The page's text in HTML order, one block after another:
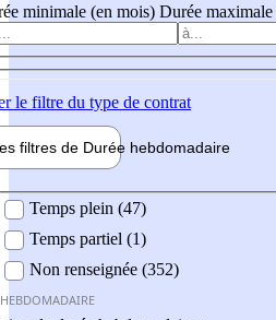
minimale (en mois) Durée
le filtre du type de contrat
filtres de Durée hebdomadaire
Temps plein (47)
Temps partiel (1)
Non renseignée (352)